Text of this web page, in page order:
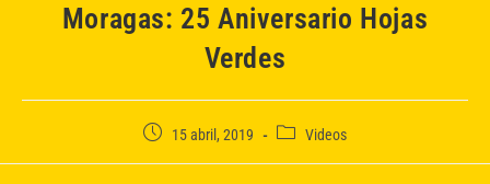
Moragas: 25 Aniversario Hojas
Verdes
Publicación
15 abril, 2019
Categoría
Videos